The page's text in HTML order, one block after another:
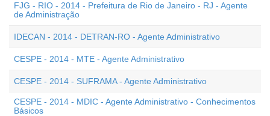
FJG - RIO - 2014 - Prefeitura de Rio de Janeiro - RJ - Agente
de Administração
IDECAN - 2014 - DETRAN-RO - Agente Administrativo
CESPE - 2014 - MTE - Agente Administrativo
CESPE - 2014 - SUFRAMA - Agente Administrativo
CESPE - 2014 - MDIC - Agente Administrativo - Conhecimentos
Básicos